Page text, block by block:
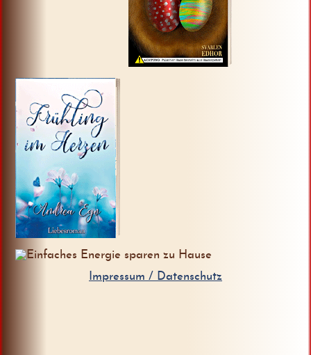
Zur
Webseite
Zur Webseite
Impressum / Datenschutz